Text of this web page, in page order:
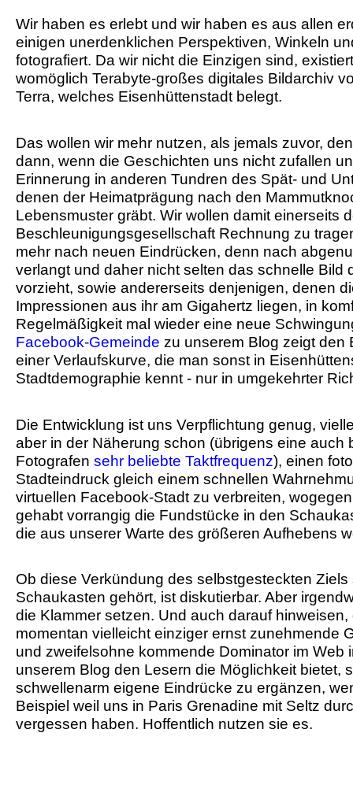
Wir haben es erlebt und wir haben es aus allen
einigen unerdenklichen Perspektiven, Winkeln
fotografiert. Da wir nicht die Einzigen sind,
womöglich Terabyte-großes digitales Bildarchiv
Terra, welches Eisenhüttenstadt belegt.
Das wollen wir mehr nutzen, als jemals zuvor,
dann, wenn die Geschichten uns nicht zufallen
Erinnerung in anderen Tundren des Spät- und
denen der Heimatprägung nach den
Lebensmuster gräbt. Wir wollen damit einerseits
Beschleunigungsgesellschaft Rechnung zu
mehr nach neuen Eindrücken, denn nach
verlangt und daher nicht selten das schnelle Bild
vorzieht, sowie andererseits denjenigen, denen
Impressionen aus ihr am Gigahertz liegen, in
Regelmäßigkeit mal wieder eine neue
Facebook-Gemeinde zu unserem Blog zeigt den
einer Verlaufskurve, die man sonst in
Stadtdemographie kennt - nur in umgekehrter
Die Entwicklung ist uns Verpflichtung genug,
aber in der Näherung schon (übrigens eine auch
Fotografen sehr beliebte Taktfrequenz), einen
Stadteindruck gleich einem schnellen
virtuellen Facebook-Stadt zu verbreiten,
gehabt vorrangig die Fundstücke in den
die aus unserer Warte des größeren Aufhebens
Ob diese Verkündung des selbstgesteckten Ziels
Schaukasten gehört, ist diskutierbar. Aber
die Klammer setzen. Und auch darauf
momentan vielleicht einziger ernst zunehmende
und zweifelsohne kommende Dominator im Web
unserem Blog den Lesern die Möglichkeit bietet,
schwellenarm eigene Eindrücke zu ergänzen,
Beispiel weil uns in Paris Grenadine mit Seltz
vergessen haben. Hoffentlich nutzen sie es.